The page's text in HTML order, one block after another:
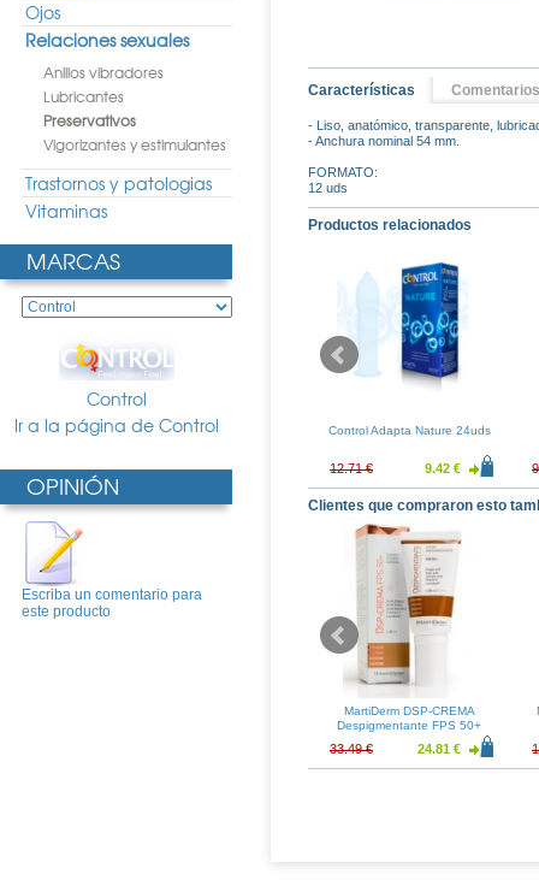
Ojos
Relaciones sexuales
Anillos vibradores
Lubricantes
Preservativos
Vigorizantes y estimulantes
Trastornos y patologias
Vitaminas
MARCAS
Control
Ir a la página de Control
OPINIÓN
Escriba un comentario para
este producto
Características Comentarios
- Liso, anatómico, transparente,
- Anchura nominal 54 mm.
FORMATO:
12 uds
Productos relacionados
Touch & Feel
6.72 €
Control Adapta Essence
8.97 € 6.64 €
Control Adapta Nature 24uds
12.71 € 9.42 €
Clientes que compraron esto
MartiDerm DSP-CREMA
Despigmentante FPS 50+
33.49 € 24.81 €